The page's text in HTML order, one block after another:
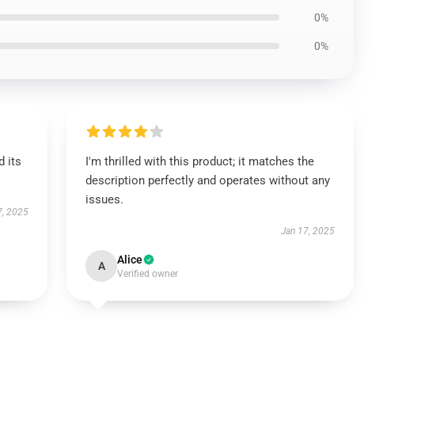
0%
0%
its
2025
I'm thrilled with this product; it matches the
description perfectly and operates without any
issues.
Jan 17, 2025
A Alice
Verified owner